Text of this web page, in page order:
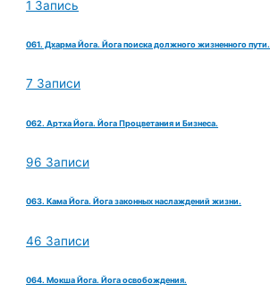
1 Запись
061. Дхарма Йога. Йога поиска должного жизненного пути.
7 Записи
062. Артха Йога. Йога Процветания и Бизнеса.
96 Записи
063. Кама Йога. Йога законных наслаждений жизни.
46 Записи
064. Мокша Йога. Йога освобождения.